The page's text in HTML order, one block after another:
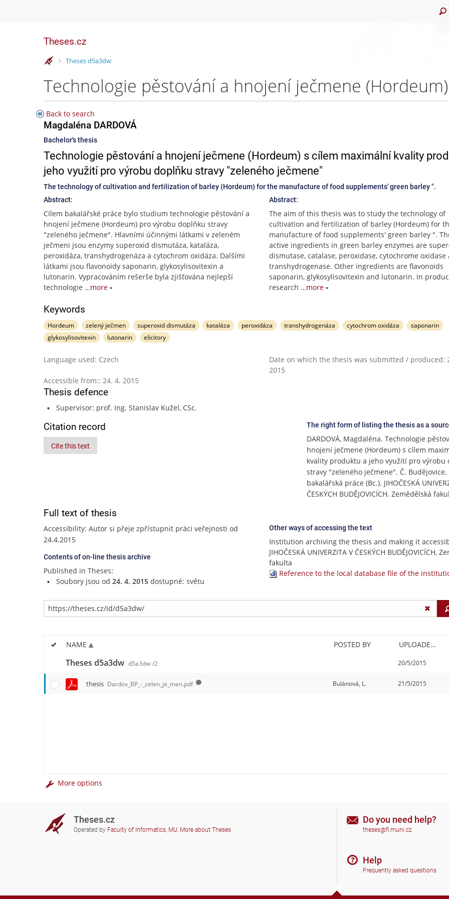
Theses.cz
>
Theses d5a3dw
Back to search
Magdaléna DARDOVÁ
Bachelor's thesis
Technologie pěstování a hnojení ječmene (Hordeum) s cílem maximální kvality
jeho využití pro výrobu doplňku stravy "zeleného ječmene"
The technology of cultivation and fertilization of barley (Hordeum) for the manufacture of food supplements' green barley ".
Abstract:
Cílem bakalářské práce bylo studium technologie pěstování a
hnojení ječmene (Hordeum) pro výrobu doplňku stravy
"zeleného ječmene". Hlavními účinnými látkami v zeleném
ječmeni jsou enzymy superoxid dismutáza, kataláza,
peroxidáza, transhydrogenáza a cytochrom oxidáza. Dalšími
látkami jsou flavonoidy saponarin, glykosylisovitexin a
lutonarin. Vypracováním rešerše byla zjišťována nejlepší
technologie …more
Abstract:
The aim of this thesis was to study the technology of
cultivation and fertilization of barley (Hordeum) for
manufacture of food supplements' green barley ".
active ingredients in green barley enzymes are
dismutase, catalase, peroxidase, cytochrome oxidase
transhydrogenase. Other ingredients are flavonoids
saponarin, glykosylisovitexin and lutonarin. In
research …more
Keywords
Hordeum zelený ječmen superoxid dismutáza kataláza peroxidáza transhydrogenáza cytochrom oxidáza
saponarin
glykosylisovitexin
lutonarin elicitory
Language used: Czech
Date on which the thesis was submitted / produced:
2015
Accessible from:: 24. 4. 2015
Thesis defence
Supervisor: prof. Ing. Stanislav Kužel, CSc.
Citation record
Cite this text
The right form of listing the thesis as a
DARDOVÁ, Magdaléna. Technologie
hnojení ječmene (Hordeum) s cílem
kvality produktu a jeho využití pro výrobu
stravy "zeleného ječmene". Č. Budějovice,
bakalářská práce (Bc.). JIHOČESKÁ
ČESKÝCH BUDĚJOVICÍCH. Zemědělská
Full text of thesis
Accessibility: Autor si přeje zpřístupnit práci veřejnosti od
24.4.2015
Contents of on-line thesis archive
Published in Theses:
Soubory jsou od 24. 4. 2015dostupné: světu
Other ways of accessing the text
Institution archiving the thesis and making it
JIHOČESKÁ UNIVERZITA V ČESKÝCH BUDĚJOVICÍCH,
fakulta
Reference to the local database file of the
NAME POSTED BY UPLOADED/CREATED
Theses d5a3dw d5a3dw /2 20/5/2015
thesis Dardov_BP_-_zelen_je_men.pdf Bulánová, L. 21/5/2015
More options
Theses.cz
Operated by Faculty of Informatics, MU, More about Theses
Do you need help?
theses@fi.muni.cz
Help
Frequently asked questions